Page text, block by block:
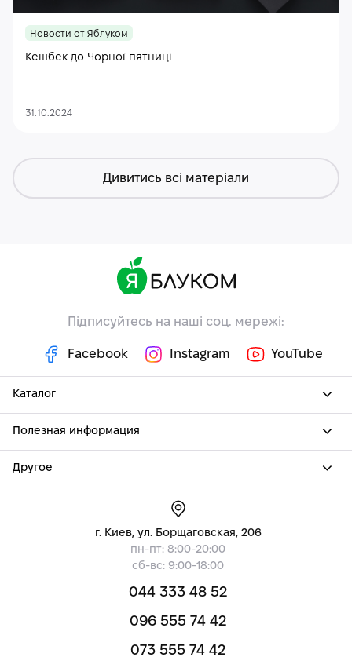
Новости от Яблуком
Кешбек до Чорної пятниці
31.10.2024
Дивитись всі матеріали
Підписуйтесь на наші соц. мережі:
Facebook Instagram YouTube
Каталог
Полезная информация
Другое
г. Киев, ул. Борщаговская, 206
пн-пт: 8:00-20:00
сб-вс: 9:00-18:00
044 333 48 52
096 555 74 42
073 555 74 42